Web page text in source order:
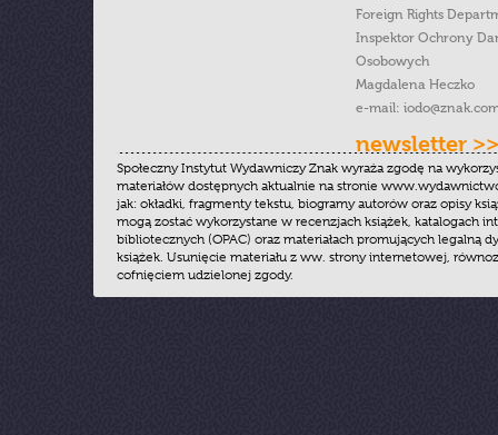
Foreign Rights
Inspektor Ochrony
Osobowych
Magdalena Heczko
e-mail:
newsletter >>
Społeczny Instytut Wydawniczy Znak wyraża zgodę na
materiałów dostępnych aktualnie na stronie
jak: okładki, fragmenty tekstu, biogramy autorów oraz opisy
mogą zostać wykorzystane w recenzjach książek, katalogach
bibliotecznych (OPAC) oraz materiałach promujących legalną
książek. Usunięcie materiału z ww. strony internetowej,
cofnięciem udzielonej zgody.